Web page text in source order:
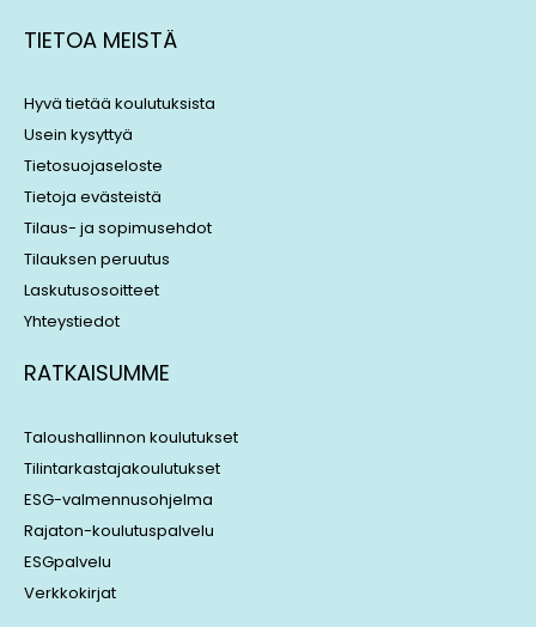
k
e
i
n
e
a
s
TIETOA MEISTÄ
Hyvä tietää koulutuksista
Usein kysyttyä
Tietosuojaseloste
Tietoja evästeistä
Tilaus- ja sopimusehdot
Tilauksen peruutus
Laskutusosoitteet
Yhteystiedot
RATKAISUMME
Taloushallinnon koulutukset
Tilintarkastajakoulutukset
ESG-valmennusohjelma
Rajaton-koulutuspalvelu
ESGpalvelu
Verkkokirjat